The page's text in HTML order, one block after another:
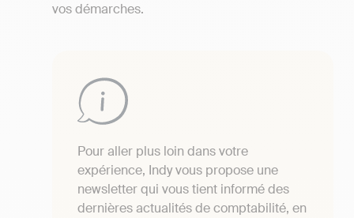
vos démarches.
Pour aller plus loin dans votre
expérience, Indy vous propose une
newsletter qui vous tient informé des
dernières actualités de comptabilité, en